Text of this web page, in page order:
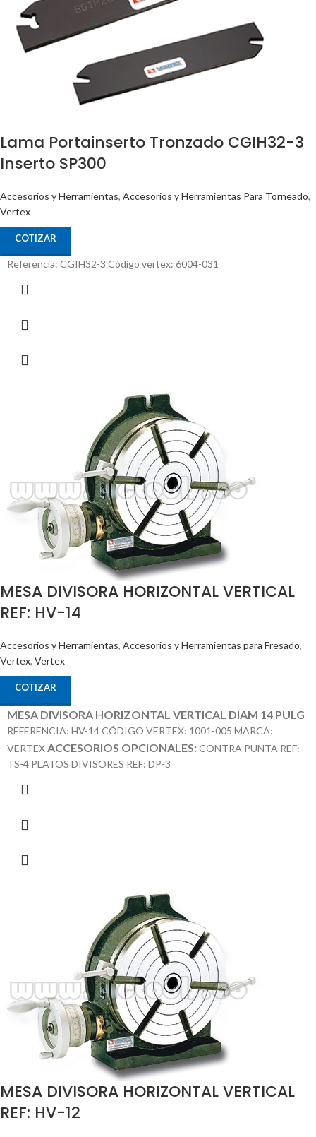
Lama Portainserto Tronzado CGIH32-3
Inserto SP300
Accesorios y Herramientas, Accesorios y Herramientas Para Torneado,
Vertex
COTIZAR
Referencia: CGIH32-3 Código vertex: 6004-031
MESA DIVISORA HORIZONTAL VERTICAL
REF: HV-14
Accesorios y Herramientas, Accesorios y Herramientas para Fresado,
Vertex, Vertex
COTIZAR
MESA DIVISORA HORIZONTAL VERTICAL DIAM 14 PULG
REFERENCIA: HV-14 CÓDIGO VERTEX: 1001-005 MARCA:
VERTEX ACCESORIOS OPCIONALES:CONTRA PUNTÁ REF:
TS-4 PLATOS DIVISORES REF: DP-3
MESA DIVISORA HORIZONTAL VERTICAL
REF: HV-12